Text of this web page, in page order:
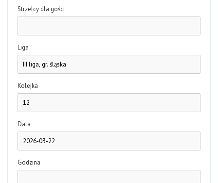
Strzelcy dla gości
Liga
Kolejka
Data
Godzina